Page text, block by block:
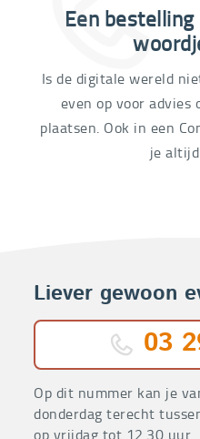
03
Een
Is de digitale wereld
even op voor advies
plaatsen. Ook in een
je
Liever gewoon
03
Op dit nummer kan je
donderdag terecht
op vrijdag tot 12.30 uur.